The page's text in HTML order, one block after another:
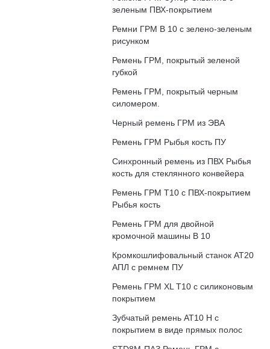
зеленым ПВХ-покрытием
Ремни ГРМ В 10 с зелено-зеленым
рисунком
Ремень ГРМ, покрытый зеленой
губкой
Ремень ГРМ, покрытый черным
силомером.
Черный ремень ГРМ из ЭВА
Ремень ГРМ Рыбья кость ПУ
Синхронный ремень из ПВХ Рыбья
кость для стеклянного конвейера
Ремень ГРМ T10 с ПВХ-покрытием
Рыбья кость
Ремень ГРМ для двойной
кромочной машины В 10
Кромкошлифовальный станок АТ20
АПЛ с ремнем ПУ
Ремень ГРМ XL T10 с силиконовым
покрытием
Зубчатый ремень АТ10 H с
покрытием в виде прямых полос